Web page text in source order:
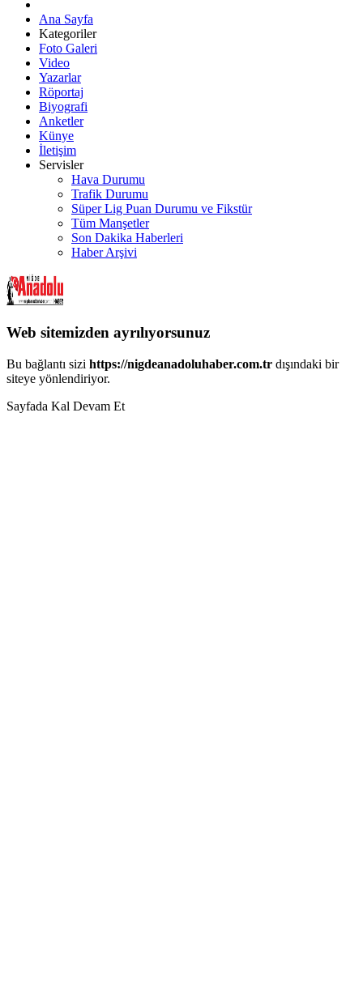
Ana Sayfa
Kategoriler
Foto Galeri
Video
Yazarlar
Röportaj
Biyografi
Anketler
Künye
İletişim
Servisler
Hava Durumu
Trafik Durumu
Süper Lig Puan Durumu ve Fikstür
Tüm Manşetler
Son Dakika Haberleri
Haber Arşivi
Web sitemizden ayrılıyorsunuz
Bu bağlantı sizi https://nigdeanadoluhaber.com.tr dışındaki bir
siteye yönlendiriyor.
Sayfada Kal Devam Et